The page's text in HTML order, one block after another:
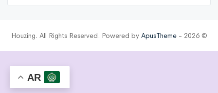
© 2026 - Houzing. All Rights Reserved. Powered by
ApusTheme
AR